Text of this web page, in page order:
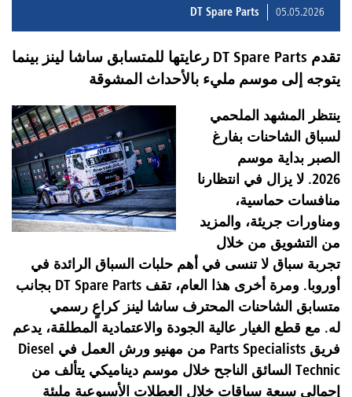
05.05.2026
DT Spare Parts
تقدم DT Spare Parts رعايتها للمتسابق ساشا لينز بينما
يتوجه إلى موسم مليء بالأحداث المشوقة
ينتظر المشهد الملحمي
لسباق الشاحنات بفارغ
الصبر بداية موسم
2026. لا يزال في انتظارنا
منافسات حماسية،
ومناورات جريئة، والمزيد
من التشويق من خلال
تجربة سباق لا تنسى في أهم حلبات السباق الرائدة في
أوروبا. ومرة أخرى هذا العام، تقف DT Spare Parts بجانب
متسابق الشاحنات المحترف ساشا لينز كراعٍ رسمي
له. مع قطع الغيار عالية الجودة والاعتمادية المطلقة، يدعم
فريق Parts Specialists من مهنيو ورش العمل في Diesel
Technic السائق الناجح خلال موسم ديناميكي يتألف من
إجمالي سبعة سباقات خلال العطلات الأسبوعية مليئة